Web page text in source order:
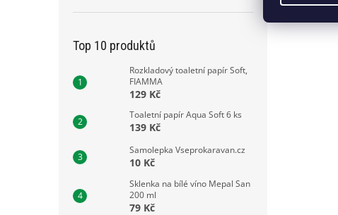
Top 10 produktů
Rozkladový toaletní papír Soft,
FIAMMA
129 Kč
Toaletní papír Aqua Soft 6 ks
139 Kč
Samolepka Vseprokaravan.cz
10 Kč
Sklenka na bílé víno Mepal San
200 ml
79 Kč